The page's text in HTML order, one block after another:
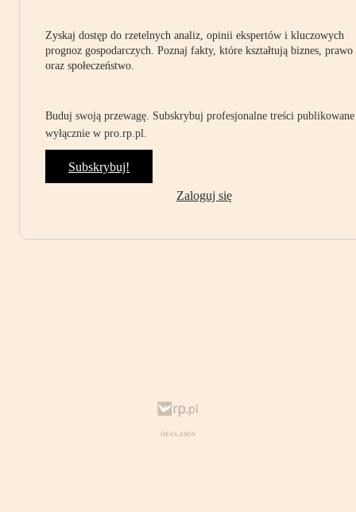
Zyskaj dostęp do rzetelnych analiz, opinii ekspertów i kluczowych
prognoz gospodarczych. Poznaj fakty, które kształtują biznes, prawo
oraz społeczeństwo.
Buduj swoją przewagę. Subskrybuj profesjonalne treści publikowane
wyłącznie w pro.rp.pl.
Subskrybuj!
Zaloguj się